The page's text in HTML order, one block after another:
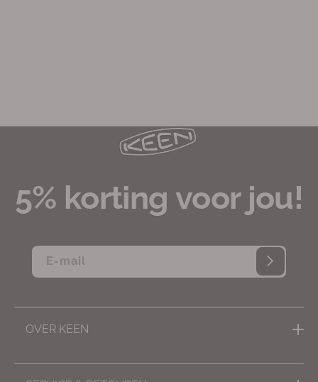
5% korting voor jou!
E‑mail
OVER KEEN
Inspiratie, tips & advies